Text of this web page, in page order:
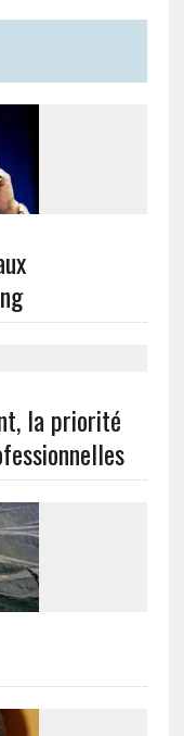
la priorité